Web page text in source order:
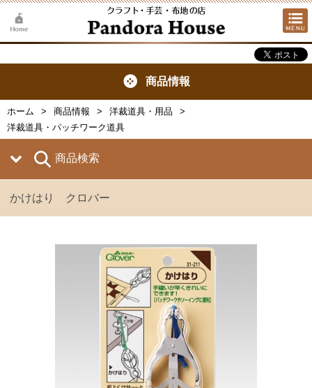
商品情報
ホーム 商品情報
洋裁道具・用品
洋裁道具・パッチワーク道具
商品検索
かけはり クロバー